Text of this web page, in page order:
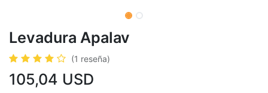
Levadura Apalav
(1 reseña)
105,04 USD